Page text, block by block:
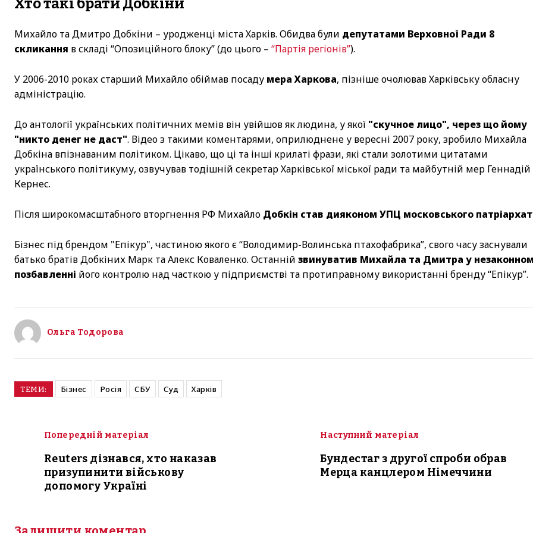
Михайло та Дмитро Добкіни – уродженці міста Харків. Обидва були депутатами Верховної Ради 8
скликання в складі “Опозиційного блоку” (до цього – “Партія регіонів”).
У 2006-2010 роках старший Михайло обіймав посаду мера Харкова, пізніше очолював Харківську обласну
адміністрацію.
До антології українських політичних мемів він увійшов як людина, у якої "скучное лицо", через що йому
"никто денег не даст". Відео з такими коментарями, оприлюднене у вересні 2007 року, зробило Михайла
Добкіна впізнаваним політиком. Цікаво, що ці та інші крилаті фрази, які стали золотими цитатами
українського політикуму, озвучував тодішній секретар Харківської міської ради та майбутній мер Геннадій
Кернес.
Після широкомасштабного вторгнення РФ Михайло Добкін став дияконом УПЦ московського
Бізнес під брендом "Епікур", частиною якого є “Володимир-Волинська птахофабрика”, свого часу заснували
батько братів Добкіних Марк та Алекс Коваленко. Останній звинуватив Михайла та Дмитра у
позбавленні його контролю над часткою у підприємстві та протиправному використанні бренду “Епікур”.
Ольга Тодорова
ТЕМИ: Бізнес Росія СБУ Суд Харків
Попередній матеріал
Reuters дізнався, хто наказав
призупинити військову
допомогу Україні
Наступний матеріал
Бундестаг з другої спроби обрав
Мерца канцлером Німеччини